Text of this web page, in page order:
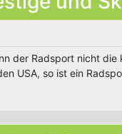
der Radsport nicht
USA, so ist ein